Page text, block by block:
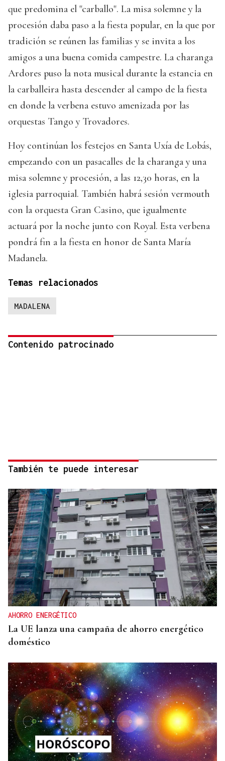
que predomina el "carballo". La misa solemne y la
procesión daba paso a la fiesta popular, en la que por
tradición se reúnen las familias y se invita a los
amigos a una buena comida campestre. La charanga
Ardores puso la nota musical durante la estancia en
la carballeira hasta descender al campo de la fiesta
en donde la verbena estuvo amenizada por las
orquestas Tango y Trovadores.
Hoy continúan los festejos en Santa Uxía de Lobás,
empezando con un pasacalles de la charanga y una
misa solemne y procesión, a las 12,30 horas, en la
iglesia parroquial. También habrá sesión vermouth
con la orquesta Gran Casino, que igualmente
actuará por la noche junto con Royal. Esta verbena
pondrá fin a la fiesta en honor de Santa María
Madanela.
Temas relacionados
MADALENA
Contenido patrocinado
También te puede interesar
AHORRO ENERGÉTICO
La UE lanza una campaña de ahorro energético
doméstico